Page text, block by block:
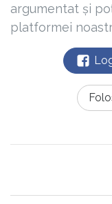
argumentat și
platformei